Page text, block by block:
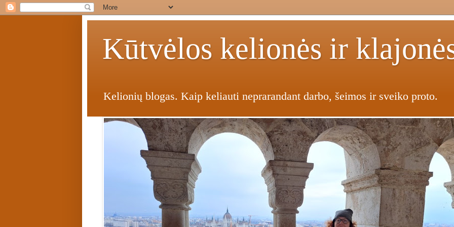
Kūtvėlos kelionės ir
Kelionių blogas. Kaip keliauti neprarandant darbo, šeimos ir sveiko proto.